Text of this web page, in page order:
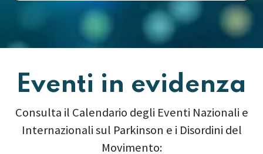
Eventi in evidenza
Consulta il Calendario degli Eventi Nazionali e
Internazionali sul Parkinson e i Disordini del
Movimento: